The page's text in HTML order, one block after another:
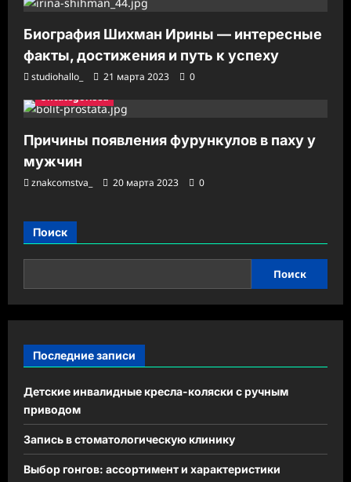
Биография Шихман Ирины — интересные
факты, достижения и путь к успеху
studiohallo_ 21 марта 2023
0
Uncategorised
Причины появления фурункулов в паху у
мужчин
znakcomstva_ 20 марта 2023 0
Поиск
Поиск
Последние записи
Детские инвалидные кресла-коляски с ручным
приводом
Запись в стоматологическую клинику
Выбор гонгов: ассортимент и характеристики